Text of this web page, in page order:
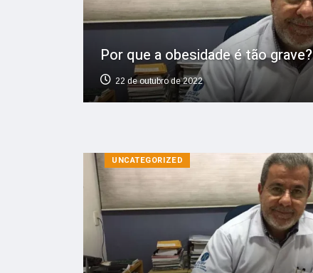
Por que a obesidade é tão grave?
22 de outubro de 2022
UNCATEGORIZED